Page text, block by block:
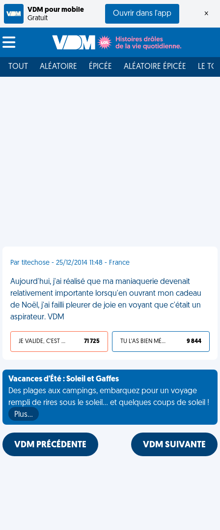
VDM pour mobile
Gratuit
Ouvrir dans l'app ×
TOUT ALÉATOIRE ÉPICÉE ALÉATOIRE ÉPICÉE LE
Par titechose - 25/12/2014 11:48 - France
Aujourd'hui, j'ai réalisé que ma maniaquerie devenait
relativement importante lorsqu'en ouvrant mon cadeau
de Noël, j'ai failli pleurer de joie en voyant que c'était un
aspirateur. VDM
JE VALIDE, C'EST UNE VDM 71 725 TU L'AS BIEN MÉRITÉ 9 844
Vacances d'Été : Soleil et Gaffes
Des plages aux campings, embarquez pour un voyage
rempli de rires sous le soleil... et quelques coups de soleil !
Plus…
VDM PRÉCÉDENTE VDM SUIVANTE